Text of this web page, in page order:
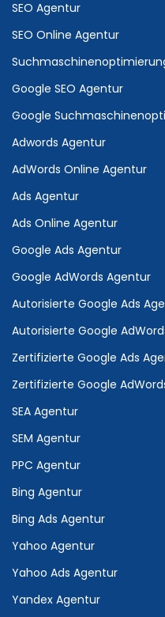
SEO Agentur
SEO Online Agentur
Google SEO Agentur
Google
Adwords Agentur
AdWords Online Agentur
Ads Agentur
Ads Online Agentur
Google Ads Agentur
Google AdWords Agentur
Autorisierte Google Ads
Autorisierte Google
Zertifizierte Google Ads
Zertifizierte Google
SEA Agentur
SEM Agentur
PPC Agentur
Bing Agentur
Bing Ads Agentur
Yahoo Agentur
Yahoo Ads Agentur
Yandex Agentur